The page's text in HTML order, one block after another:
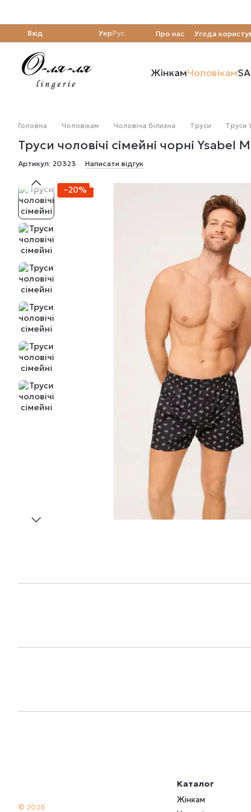
Вхід УкрРус Про нас Угода
ЖінкамЧоловікам
Головна Чоловікам Чоловіча білизна Труси Труси
Труси чоловічі сімейні чорні Ysabel
Артикул: 20323 Написати відгук
−20%
© 2026
Каталог
Жінкам